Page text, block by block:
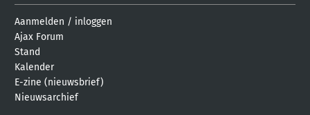
Aanmelden / inloggen
Ajax Forum
Stand
Kalender
E-zine (nieuwsbrief)
Nieuwsarchief